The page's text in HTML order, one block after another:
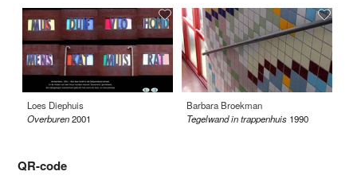
Loes Diephuis
Overburen2001
Barbara Broekman
Tegelwand in trappenhuis 1990
QR-code